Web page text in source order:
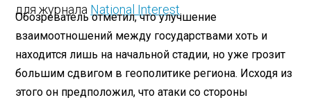
для журнала National Interest
Обозреватель отметил, что улучшение
взаимоотношений между государствами хоть и
находится лишь на начальной стадии, но уже грозит
большим сдвигом в геополитике региона. Исходя из
этого он предположил, что атаки со стороны